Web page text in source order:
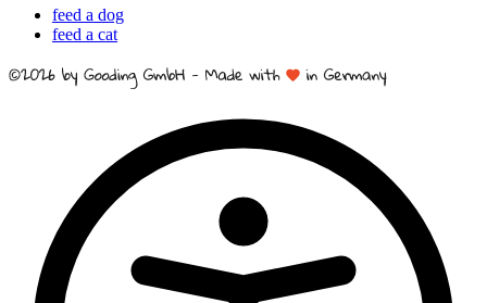
feed a dog
feed a cat